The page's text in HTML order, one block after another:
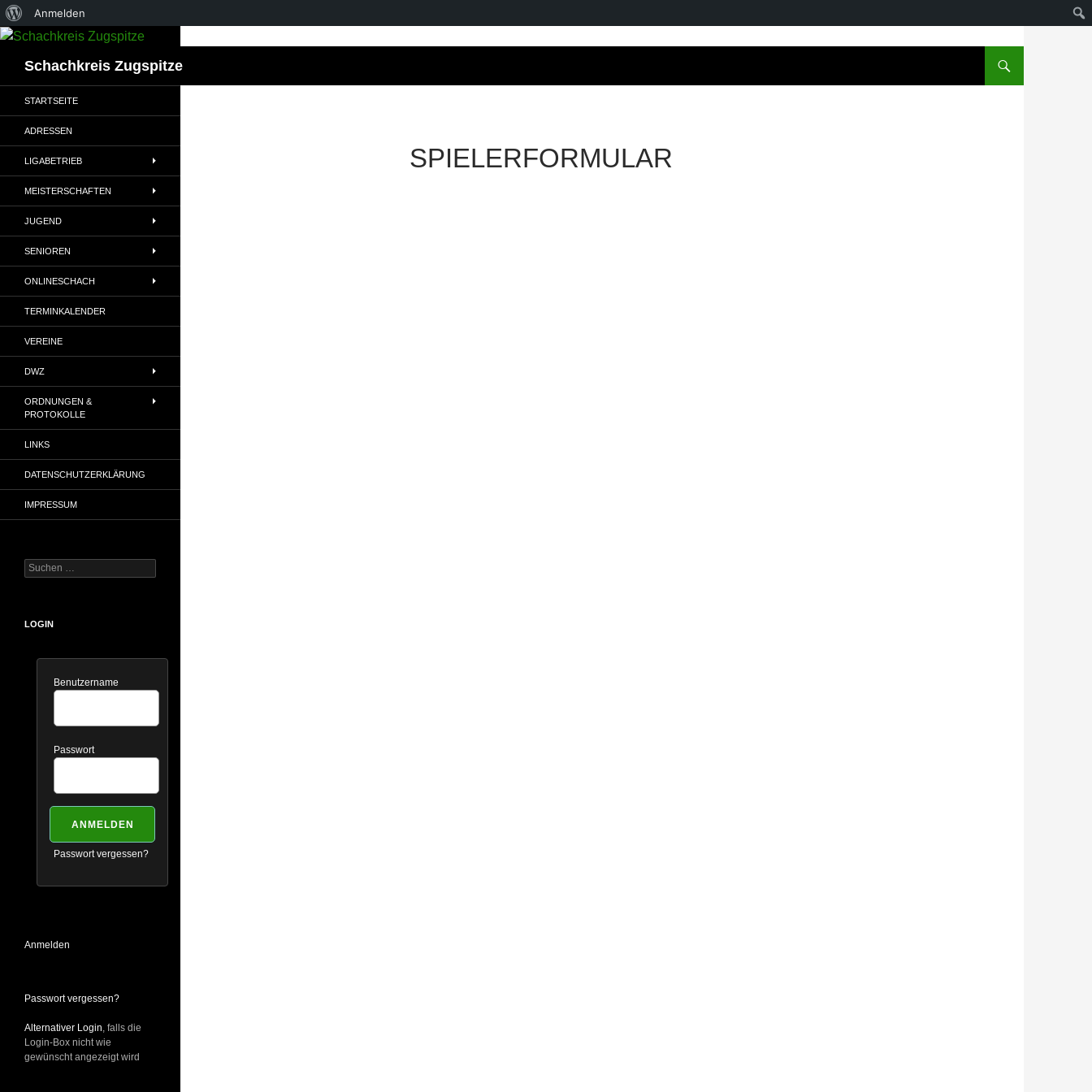
Über
WordPress
Anmelden
Zum
springenSchachkreis Zugspitze
SPIELERFORMULAR
STARTSEITE
ADRESSEN
LIGABETRIEB
MEISTERSCHAFTEN
JUGEND
SENIOREN
ONLINESCHACH
TERMINKALENDER
VEREINE
DWZ
ORDNUNGEN &
PROTOKOLLE
LINKS
DATENSCHUTZERKLÄRUNG
IMPRESSUM
Suchen
nach:
LOGIN
Benutzername
Passwort
Passwort vergessen?
Anmelden
Passwort vergessen?
Alternativer Login , falls die
Login-Box nicht wie
gewünscht angezeigt wird